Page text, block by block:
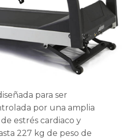
para ser
por una amplia
estrés cardiaco y
227 kg de peso de